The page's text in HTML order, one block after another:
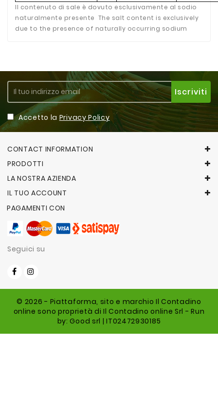
Il contenuto di sale è dovuto esclusivamente al sodio
naturalmente presente The salt content is exclusively
due to the presence of naturally occurring sodium
Accetto la Privacy Policy
CONTACT INFORMATION
PRODOTTI
LA NOSTRA AZIENDA
IL TUO ACCOUNT
PAGAMENTI CON
Seguici su
© 2026 - Piattaforma, sito e marchio Il Contadino
online sono proprietà di Il Contadino online Srl - Run
by: Good srl | IT02472930185